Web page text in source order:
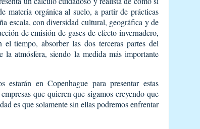
materia orgánica al suelo, a partir de prácticas
escala, con diversidad cultural, geográfica y de
de emisión de gases de efecto invernadero,
tiempo, absorber las dos terceras partes del
la atmósfera, siendo la medida más importante
en Copenhague para presentar estas
que quieren que sigamos creyendo que
es que solamente sin ellas podremos enfrentar